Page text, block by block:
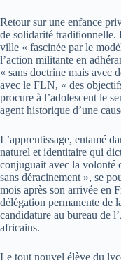
Retour sur une enfance
de solidarité traditionnelle.
ville « fascinée par le
l’action militante en
« sans doctrine mais avec
avec le FLN, « des
procure à l’adolescent le
agent historique d’une
L’apprentissage, entamé
naturel et identitaire qui
conjuguait avec la volonté
sans déracinement », se
mois après son arrivée en
délégation permanente de
candidature au bureau de
africains.
Le tout nouvel élève du